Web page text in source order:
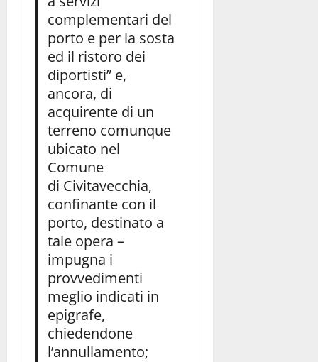
complementari del
porto e per la sosta
ed il ristoro dei
diportisti” e,
ancora, di
acquirente di un
terreno comunque
ubicato nel
Comune
di Civitavecchia,
confinante con il
porto, destinato a
tale opera –
impugna i
provvedimenti
meglio indicati in
epigrafe,
chiedendone
l’annullamento;